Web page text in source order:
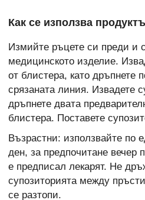
Как се използва
Измийте ръцете си преди и
медицинското изделие.
от блистера, като дръпнете
срязаната линия. Извадете
дръпнете двата
блистера. Поставете
Възрастни: използвайте по
ден, за предпочитане вечер
е предписал лекарят. Не
супозиторията между
се разтопи.